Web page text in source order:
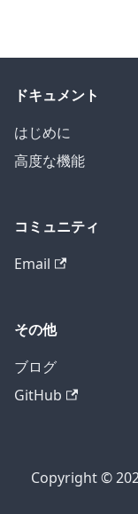
ドキュメント
はじめに
高度な機能
コミュニティ
Email
その他
ブログ
GitHub
Copyright ©